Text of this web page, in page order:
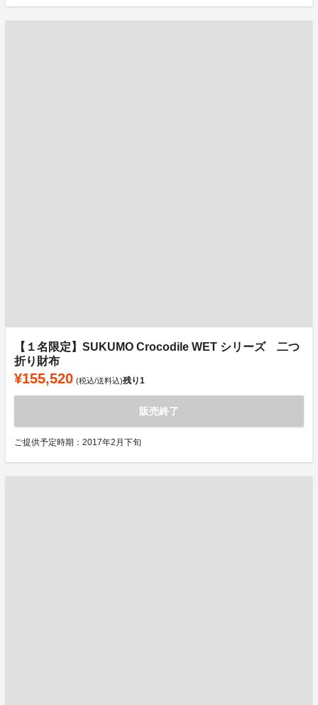
【１名限定】SUKUMO Crocodile WET シリーズ 二つ
折り財布
¥155,520 (税込/送料込)残り1
販売終了
ご提供予定時期：2017年2月下旬